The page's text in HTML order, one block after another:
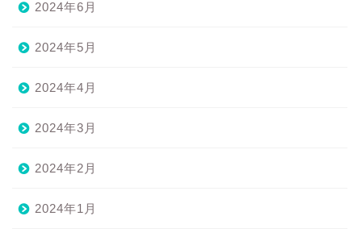
2024年6月
2024年5月
2024年4月
2024年3月
2024年2月
2024年1月